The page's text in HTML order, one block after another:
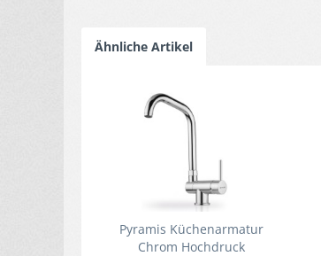
Ähnliche Artikel
Pyramis Küchenarmatur
Chrom Hochdruck